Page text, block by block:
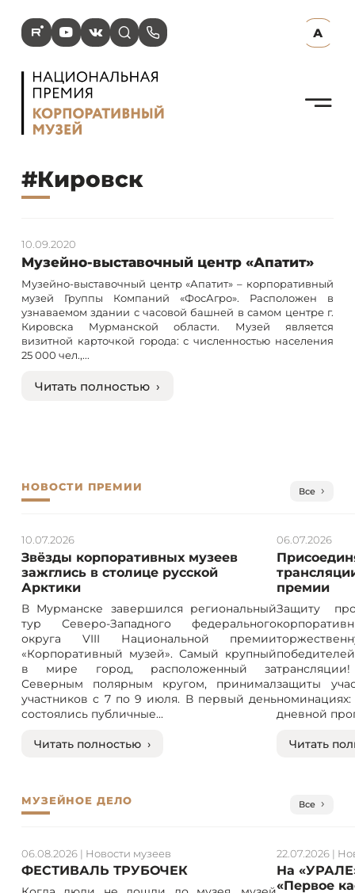
R Y V s p А
N
#Кировск
Музейно-выставочный центр «Апатит»
10.09.2020
Музейно-выставочный центр «Апатит» – корпоративный
музей Группы Компаний «ФосАгро». Расположен в
узнаваемом здании с часовой башней в самом центре г.
Кировска Мурманской области. Музей является
визитной карточкой города: с численностью населения
25 000 чел.,...
Читать полностью ›
НОВОСТИ ПРЕМИИ Все
Звёзды корпоративных музеев
зажглись в столице русской
Арктики
10.07.2026
В Мурманске завершился региональный
тур Северо-Западного федерального
округа VIII Национальной премии
«Корпоративный музей». Самый крупный
в мире город, расположенный за
Северным полярным кругом, принимал
участников с 7 по 9 июля. В первый день
состоялись публичные...
Читать полностью ›
премии
06.07.2026
Защиту
защиты
дневной
Читать
МУЗЕЙНОЕ ДЕЛО Все
ФЕСТИВАЛЬ ТРУБОЧЕК
06.08.2026| Новости музеев
На
«Первое
22.07.2026 |